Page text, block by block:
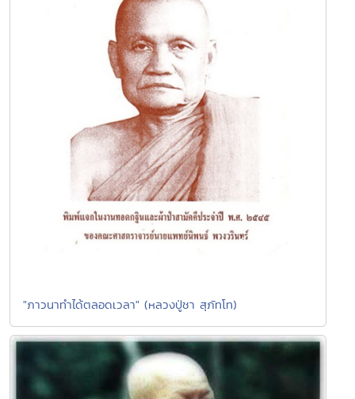
"ภาวนาทำได้ตลอดเวลา" (หลวงปู่ชา สุภัทโท)